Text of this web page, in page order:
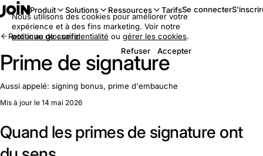
Produit Solutions Ressources TarifsSe connecter
Retour au glossaire
Prime de signature
Aussi appelé: signing bonus, prime d'embauche
Mis à jour le 14 mai 2026
Quand les primes de signature ont
Nous utilisons des cookies pour améliorer votre
expérience et à des fins marketing. Voir notre
politique de confidentialité ou gérer les cookies.
Refuser
Accepter